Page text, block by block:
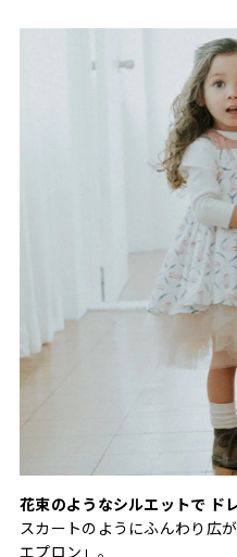
花束のようなシルエットで ド
スカートのようにふんわり広
エプロン」。